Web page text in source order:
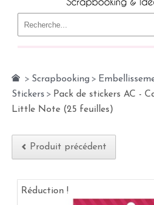
> Scrapbooking >
Stickers > Pack de stickers AC -
Little Note (25 feuilles)
Produit précédent
Réduction !